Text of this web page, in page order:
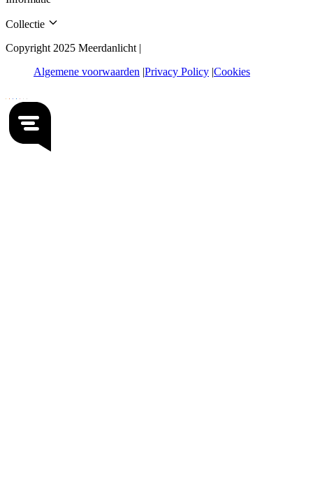
Collectie
Copyright 2025 Meerdanlicht |
Algemene voorwaarden Privacy Policy Cookies